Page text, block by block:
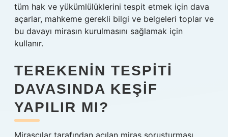
tüm hak ve yükümlülüklerini tespit etmek için dava
açarlar, mahkeme gerekli bilgi ve belgeleri toplar ve
bu davayı mirasın kurulmasını sağlamak için
kullanır.
TEREKENIN TESPITI
DAVASINDA KEŞIF
YAPILIR MI?
Mirasçılar tarafından açılan miras soruşturması